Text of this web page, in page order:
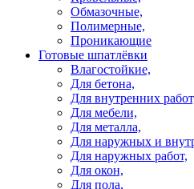
Обмазочные,
Полимерные,
Проникающие
Готовые шпатлёвки
Влагостойкие,
Для бетона,
Для внутренних
Для мебели,
Для металла,
Для наружных и
Для наружных работ,
Для окон,
Для пола,